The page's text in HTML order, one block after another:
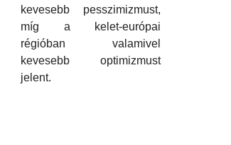
kevesebb pesszimizmust,
míg a kelet-európai
régióban valamivel
kevesebb optimizmust
jelent.